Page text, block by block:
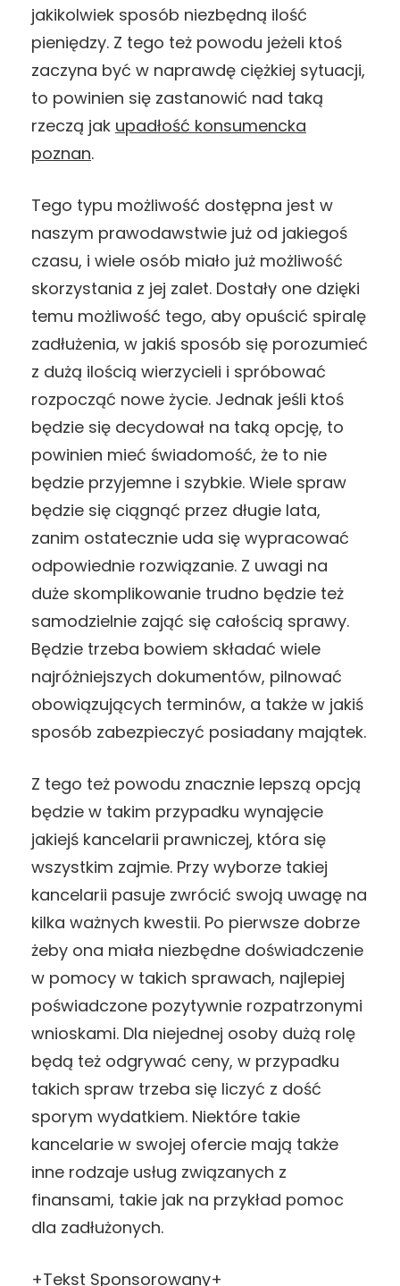
jakikolwiek sposób niezbędną ilość
pieniędzy. Z tego też powodu jeżeli ktoś
zaczyna być w naprawdę ciężkiej sytuacji,
to powinien się zastanowić nad taką
rzeczą jak upadłość konsumencka
poznan.
Tego typu możliwość dostępna jest w
naszym prawodawstwie już od jakiegoś
czasu, i wiele osób miało już możliwość
skorzystania z jej zalet. Dostały one dzięki
temu możliwość tego, aby opuścić spiralę
zadłużenia, w jakiś sposób się porozumieć
z dużą ilością wierzycieli i spróbować
rozpocząć nowe życie. Jednak jeśli ktoś
będzie się decydował na taką opcję, to
powinien mieć świadomość, że to nie
będzie przyjemne i szybkie. Wiele spraw
będzie się ciągnąć przez długie lata,
zanim ostatecznie uda się wypracować
odpowiednie rozwiązanie. Z uwagi na
duże skomplikowanie trudno będzie też
samodzielnie zająć się całością sprawy.
Będzie trzeba bowiem składać wiele
najróżniejszych dokumentów, pilnować
obowiązujących terminów, a także w jakiś
sposób zabezpieczyć posiadany majątek.
Z tego też powodu znacznie lepszą opcją
będzie w takim przypadku wynajęcie
jakiejś kancelarii prawniczej, która się
wszystkim zajmie. Przy wyborze takiej
kancelarii pasuje zwrócić swoją uwagę na
kilka ważnych kwestii. Po pierwsze dobrze
żeby ona miała niezbędne doświadczenie
w pomocy w takich sprawach, najlepiej
poświadczone pozytywnie rozpatrzonymi
wnioskami. Dla niejednej osoby dużą rolę
będą też odgrywać ceny, w przypadku
takich spraw trzeba się liczyć z dość
sporym wydatkiem. Niektóre takie
kancelarie w swojej ofercie mają także
inne rodzaje usług związanych z
finansami, takie jak na przykład pomoc
dla zadłużonych.
+Tekst Sponsorowany+